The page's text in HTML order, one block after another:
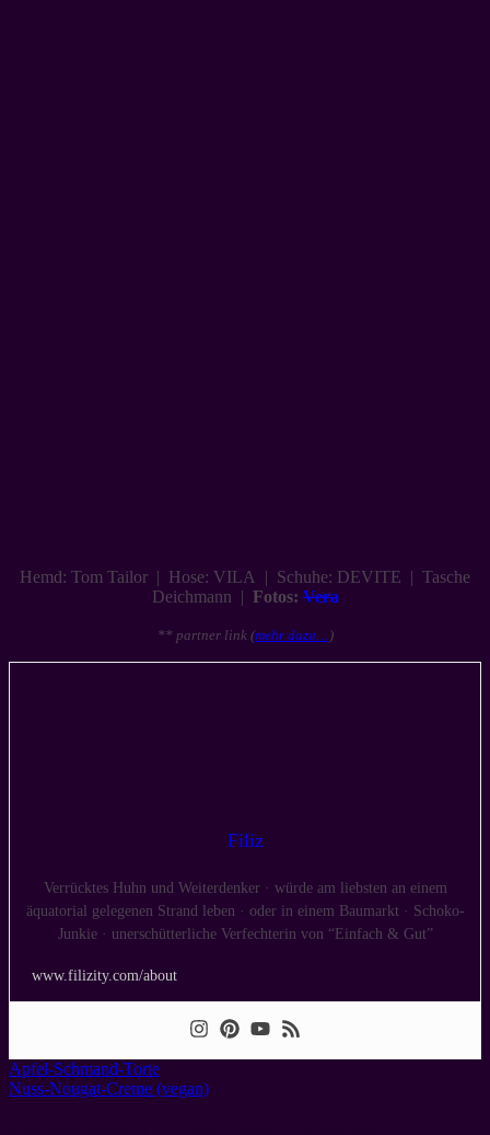
Hemd: Tom Tailor | Hose: VILA | Schuhe: DEVITE | Tasche
Deichmann | Fotos:Vera
** partner link (mehr dazu…)
Filiz
Verrücktes Huhn und Weiterdenker · würde am liebsten an einem
äquatorial gelegenen Strand leben · oder in einem Baumarkt · Schoko-
Junkie · unerschütterliche Verfechterin von “Einfach & Gut”
www.filizity.com/about
Apfel-Schmand-Torte
Nuss-Nougat-Creme (vegan)